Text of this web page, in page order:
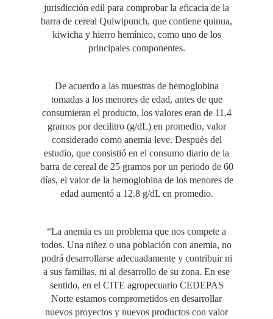
jurisdicción edil para comprobar la eficacia de la
barra de cereal Quiwipunch, que contiene quinua,
kiwicha y hierro hemínico, como uno de los
principales componentes.
De acuerdo a las muestras de hemoglobina
tomadas a los menores de edad, antes de que
consumieran el producto, los valores eran de 11.4
gramos por decilitro (g/dL) en promedio, valor
considerado como anemia leve. Después del
estudio, que consistió en el consumo diario de la
barra de cereal de 25 gramos por un periodo de 60
días, el valor de la hemoglobina de los menores de
edad aumentó a 12.8 g/dL en promedio.
“La anemia es un problema que nos compete a
todos. Una niñez o una población con anemia, no
podrá desarrollarse adecuadamente y contribuir ni
a sus familias, ni al desarrollo de su zona. En ese
sentido, en el CITE agropecuario CEDEPAS
Norte estamos comprometidos en desarrollar
nuevos proyectos y nuevos productos con valor